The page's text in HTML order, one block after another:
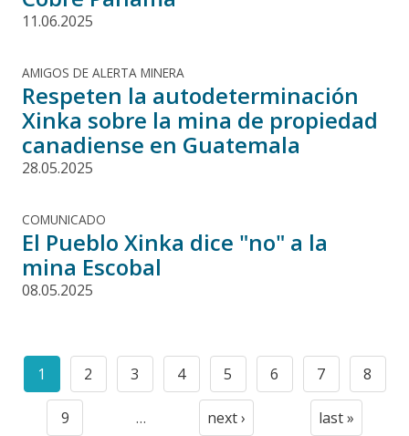
11.06.2025
AMIGOS DE ALERTA MINERA
Respeten la autodeterminación
Xinka sobre la mina de propiedad
canadiense en Guatemala
28.05.2025
COMUNICADO
El Pueblo Xinka dice "no" a la
mina Escobal
08.05.2025
Paginación
Current
page
1
Page
2
Page
3
Page
4
Page
5
Page
6
Page
7
Page
8
Page
9 …
Next
next ›
Last
last »